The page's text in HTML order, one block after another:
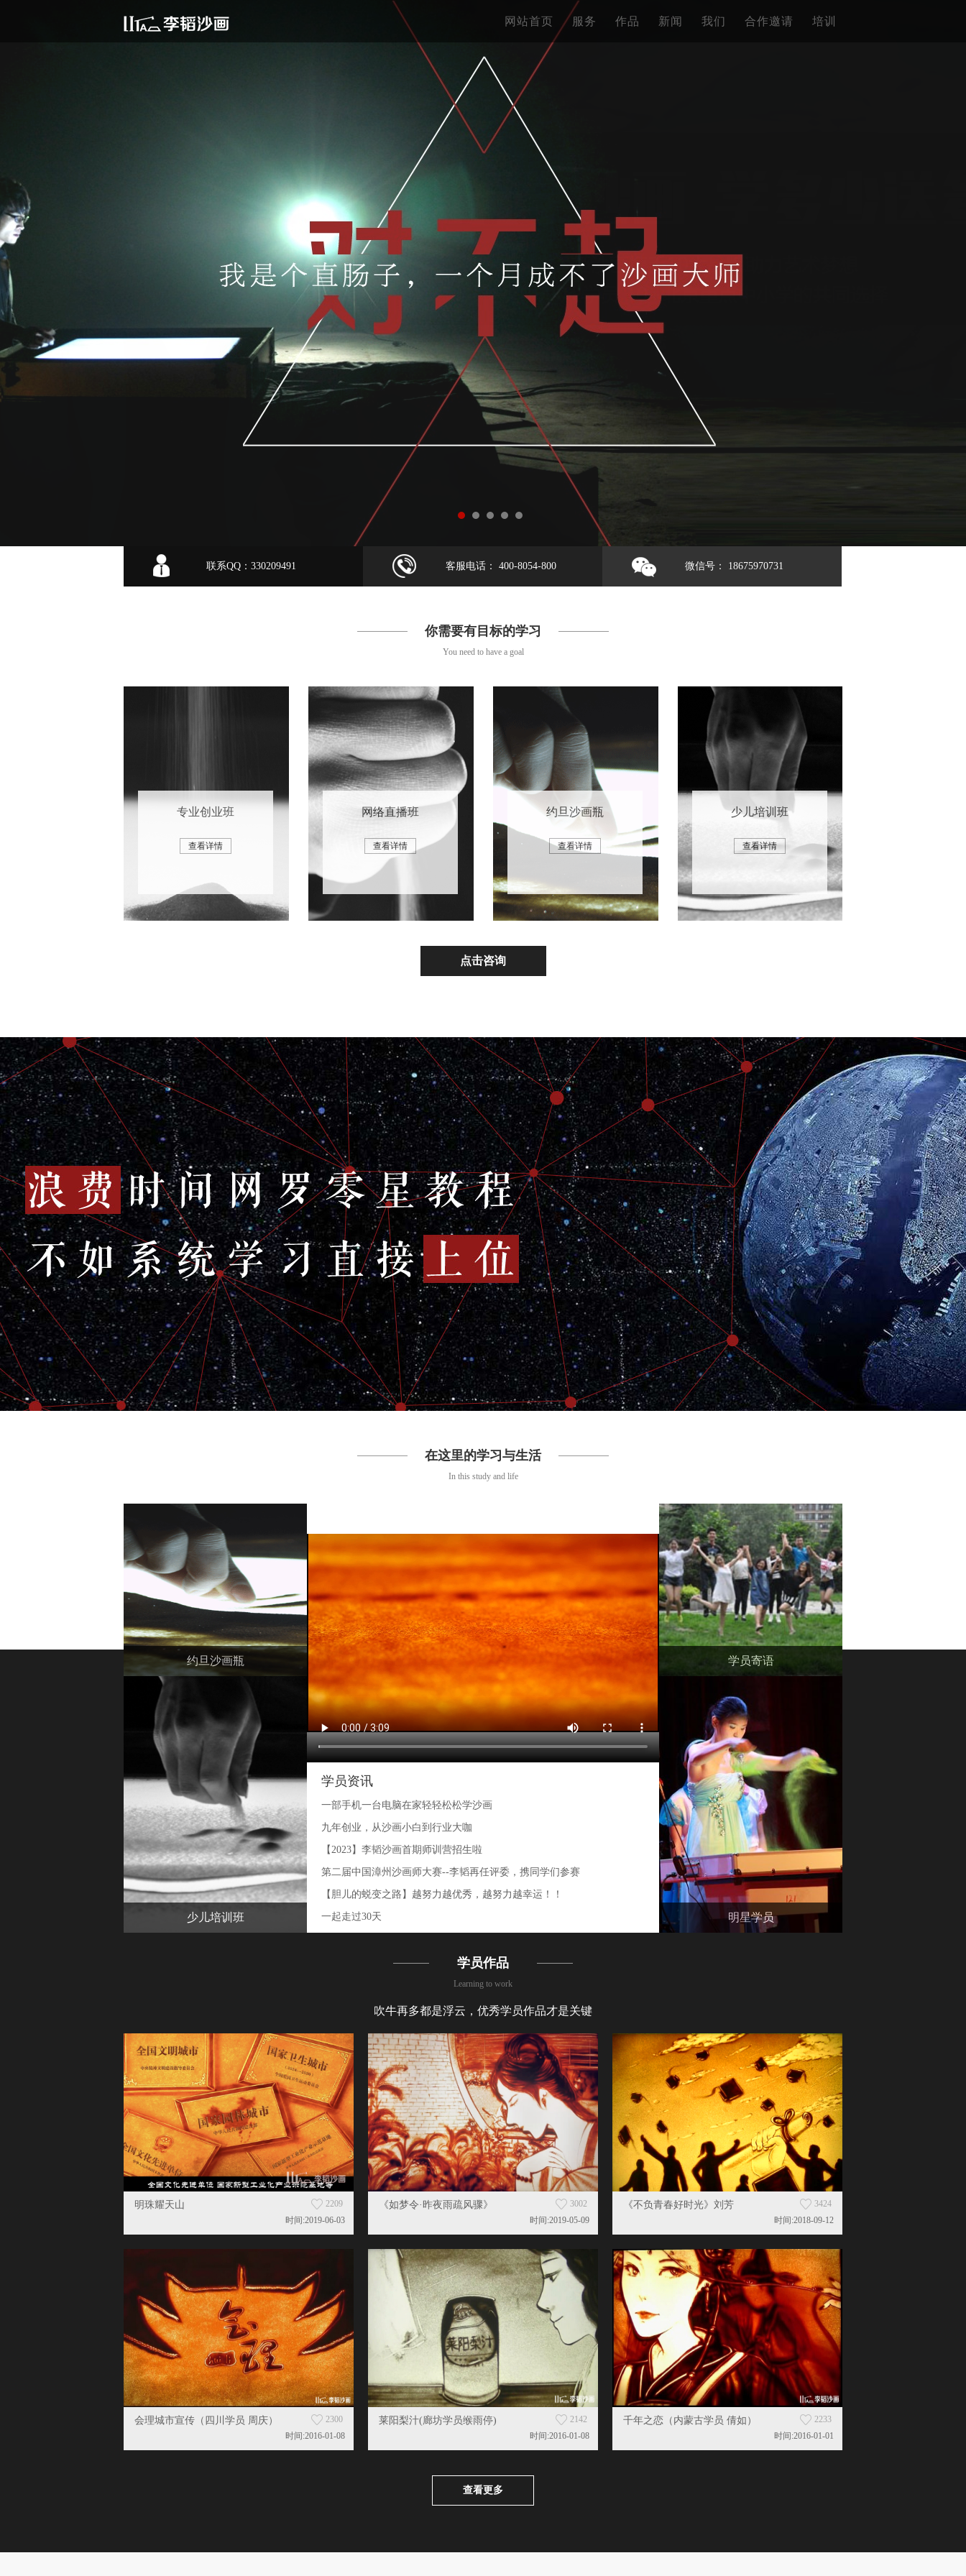
网站首页 服务 作品 新闻 我们 合作邀请 培训
联系QQ：330209491 客服电话： 400-8054-800 微信号： 18675970731
你需要有目标的学习
You need to have a goal
专业创业班
查看详情
网络直播班
查看详情
约旦沙画瓶
查看详情
少儿培训班
查看详情
点击咨询
在这里的学习与生活
In this study and life
约旦沙画瓶
少儿培训班
学员资讯
一部手机一台电脑在家轻轻松松学沙画
九年创业，从沙画小白到行业大咖
【2023】李韬沙画首期师训营招生啦
第二届中国漳州沙画师大赛--李韬再任评委，携同学们参赛
【胆儿的蜕变之路】越努力越优秀，越努力越幸运！！
一起走过30天
学员寄语
明星学员
学员作品
Learning to work
吹牛再多都是浮云，优秀学员作品才是关键
明珠耀天山
2209
时间:2019-06-03
《如梦令·昨夜雨疏风骤》
3002
时间:2019-05-09
《不负青春好时光》刘芳
3424
时间:2018-09-12
会理城市宣传（四川学员 周庆）
2300
时间:2016-01-08
莱阳梨汁(廊坊学员缑雨停)
2142
时间:2016-01-08
千年之恋（内蒙古学员 倩如）
2233
时间:2016-01-01
查看更多